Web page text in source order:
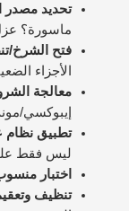
تحديد مصدر
ماسورة؟
فتح الشرخ/
الأجزاء
معالجة
إيبوكسي/
تطبيق نظام
ليس فقط
اختبار منسوب 24–48
تنظيف